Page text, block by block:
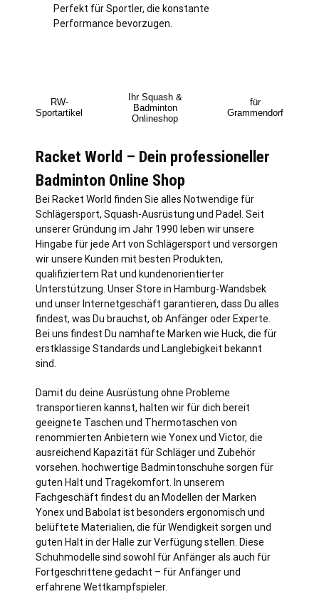
Perfekt für Sportler, die konstante
Performance bevorzugen.
RW-
Sportartikel
Ihr Squash &
Badminton
Onlineshop
für
Grammendorf
Racket World – Dein professioneller
Badminton Online Shop
Bei Racket World finden Sie alles Notwendige für
Schlägersport, Squash-Ausrüstung und Padel. Seit
unserer Gründung im Jahr 1990 leben wir unsere
Hingabe für jede Art von Schlägersport und versorgen
wir unsere Kunden mit besten Produkten,
qualifiziertem Rat und kundenorientierter
Unterstützung. Unser Store in Hamburg-Wandsbek
und unser Internetgeschäft garantieren, dass Du alles
findest, was Du brauchst, ob Anfänger oder Experte.
Bei uns findest Du namhafte Marken wie Huck, die für
erstklassige Standards und Langlebigkeit bekannt
sind.
Damit du deine Ausrüstung ohne Probleme
transportieren kannst, halten wir für dich bereit
geeignete Taschen und Thermotaschen von
renommierten Anbietern wie Yonex und Victor, die
ausreichend Kapazität für Schläger und Zubehör
vorsehen. hochwertige Badmintonschuhe sorgen für
guten Halt und Tragekomfort. In unserem
Fachgeschäft findest du an Modellen der Marken
Yonex und Babolat ist besonders ergonomisch und
belüftete Materialien, die für Wendigkeit sorgen und
guten Halt in der Halle zur Verfügung stellen. Diese
Schuhmodelle sind sowohl für Anfänger als auch für
Fortgeschrittene gedacht – für Anfänger und
erfahrene Wettkampfspieler.